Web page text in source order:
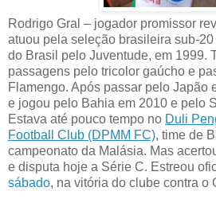
Rodrigo Gral – jogador promissor
atuou pela seleção brasileira sub-
do Brasil pelo Juventude, em 1999.
passagens pelo tricolor gaúcho e
Flamengo. Após passar pelo Japão
e jogou pelo Bahia em 2010 e pelo
Estava até pouco tempo no Duli
Football Club (DPMM FC), time de
campeonato da Malásia. Mas
e disputa hoje a Série C. Estreou
sábado, na vitória do clube contra o